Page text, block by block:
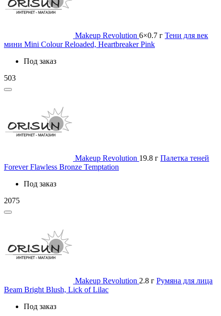
Makeup Revolution 6×0.7 г Тени для век
мини Mini Colour Reloaded, Heartbreaker Pink
Под заказ
503
Makeup Revolution 19.8 г Палетка теней
Forever Flawless Bronze Temptation
Под заказ
2075
Makeup Revolution 2.8 г Румяна для лица
Beam Bright Blush, Lick of Lilac
Под заказ